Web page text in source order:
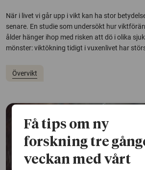
När i livet vi går upp i vikt kan ha stor
senare. En studie som undersökt hur
ålder hänger ihop med risken att dö i olika
mönster: viktökning tidigt i vuxenlivet har
Övervikt
Få tips om ny
forskning tre
veckan med vårt